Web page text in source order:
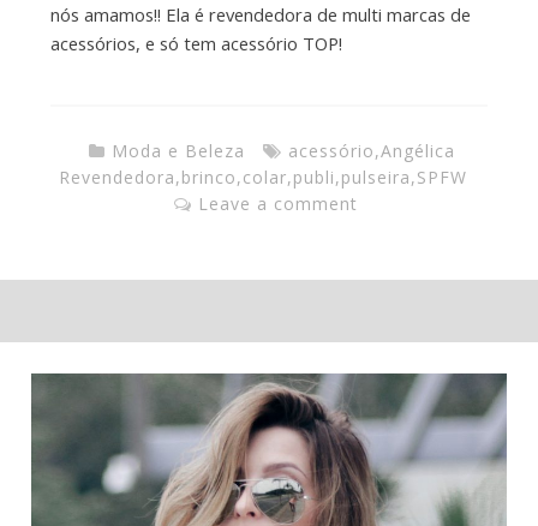
nós amamos!! Ela é revendedora de multi marcas de
acessórios, e só tem acessório TOP!
Moda e Beleza acessório,Angélica
Revendedora,brinco,colar,publi,pulseira,SPFW
Leave a comment